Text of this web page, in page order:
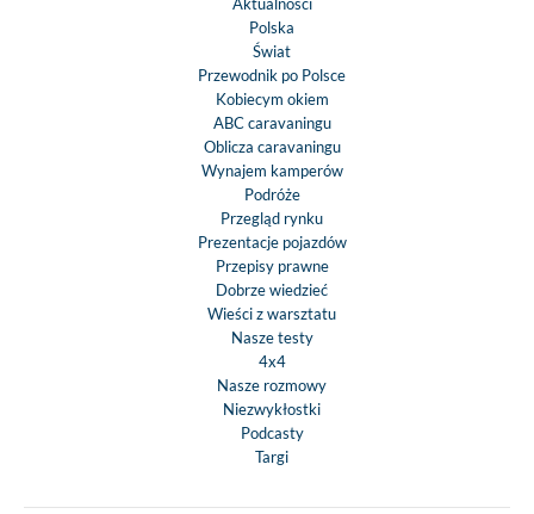
Polska
Świat
Przewodnik po Polsce
Kobiecym okiem
ABC caravaningu
Oblicza caravaningu
Wynajem kamperów
Podróże
Przegląd rynku
Prezentacje pojazdów
Przepisy prawne
Dobrze wiedzieć
Wieści z warsztatu
Nasze testy
4x4
Nasze rozmowy
Niezwykłostki
Podcasty
Targi